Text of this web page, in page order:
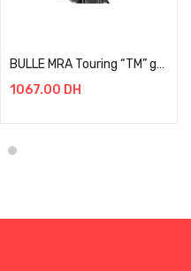
BULLE MRA Touring “TM” gris fumé, ABE BMW F 850 GS / RALLYE BJ 2021+
1067.00 DH